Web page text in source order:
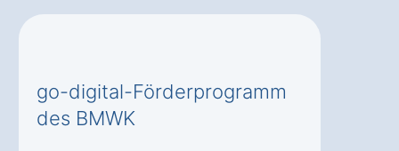
go-digital-Förderprogramm
des BMWK